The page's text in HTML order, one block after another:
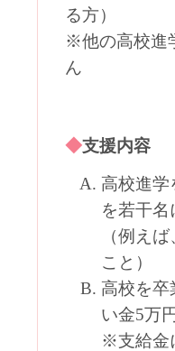
る方）
※他の高校進
ん
◆支援内容
高校進学
を若干
（例え
こと）
高校を卒
い金5万
※支給金